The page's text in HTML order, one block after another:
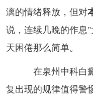
漓的情绪释放，但对
说，连续几晚的作息
天困倦那么简单。
在泉州中科白癜
复出现的规律值得警